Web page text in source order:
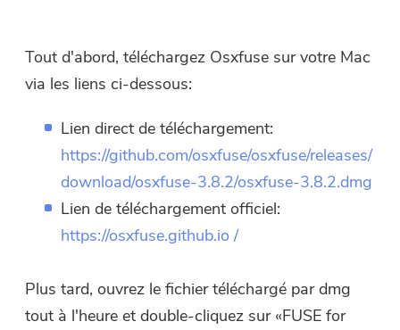
Tout d'abord, téléchargez Osxfuse sur votre Mac
via les liens ci-dessous:
Lien direct de téléchargement:
https://github.com/osxfuse/osxfuse/releases/
download/osxfuse-3.8.2/osxfuse-3.8.2.dmg
Lien de téléchargement officiel:
https://osxfuse.github.io /
Plus tard, ouvrez le fichier téléchargé par dmg
tout à l'heure et double-cliquez sur «FUSE for